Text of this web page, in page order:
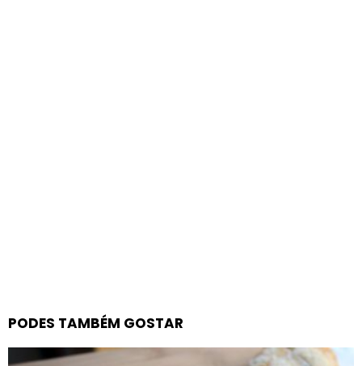
PODES TAMBÉM GOSTAR